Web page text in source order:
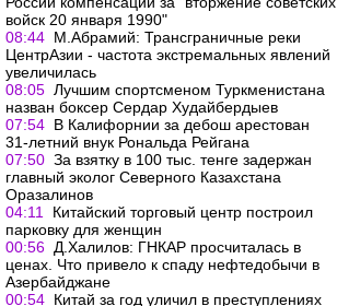
войск 20 января 1990"
08:44 М.Абрамий: Трансграничные реки
ЦентрАзии - частота экстремальных явлений
увеличилась
08:05 Лучшим спортсменом Туркменистана
назван боксер Сердар Худайбердыев
07:54 В Калифорнии за дебош арестован
31-летний внук Рональда Рейгана
07:50 За взятку в 100 тыс. тенге задержан
главный эколог Северного Казахстана
Оразалинов
04:11
Китайский торговый центр построил
парковку для женщин
00:56 Д.Халилов: ГНКАР просчиталась в
ценах. Что привело к спаду нефтедобычи в
Азербайджане
00:54 Китай за год уличил в преступлениях